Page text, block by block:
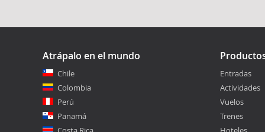
Atrápalo en el mundo
Chile
Colombia
Perú
Panamá
Entradas
Actividades
Vuelos
Trenes